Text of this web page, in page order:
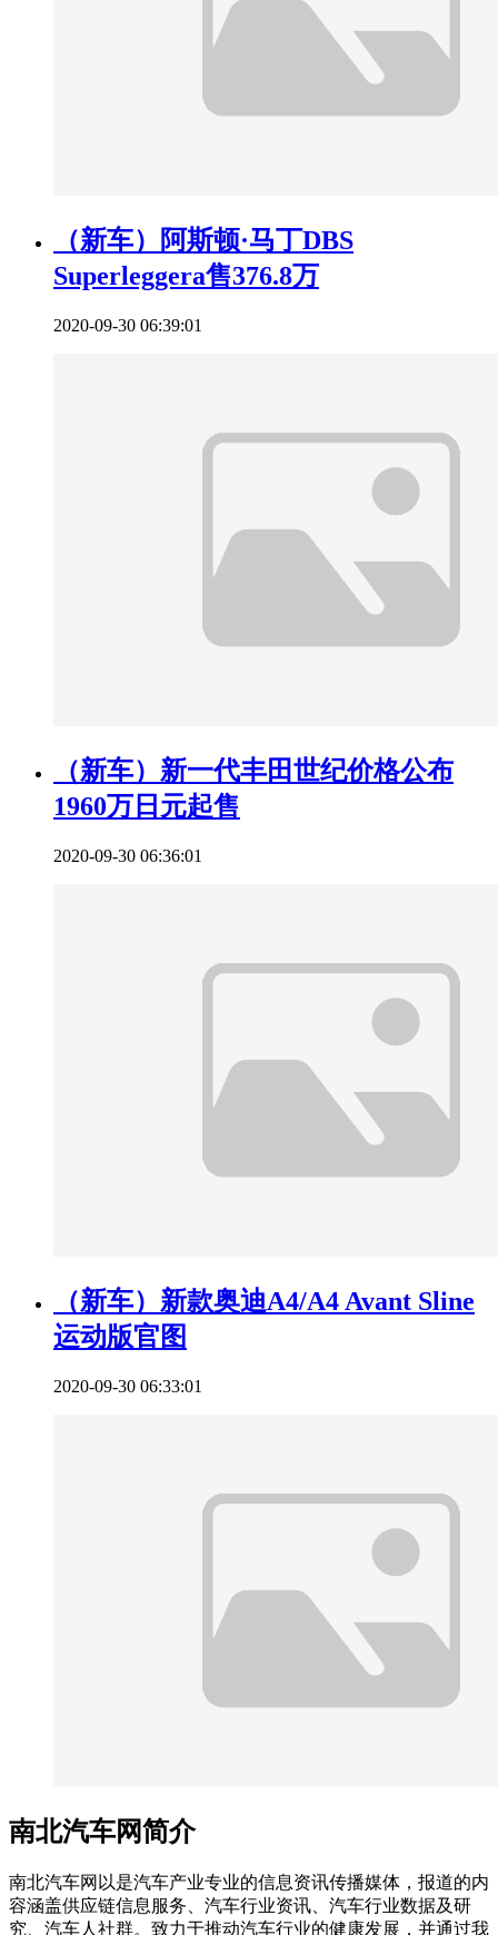
（新车）阿斯顿·马丁DBS
Superleggera售376.8万
2020-09-30 06:39:01
（新车）新一代丰田世纪价格公布
1960万日元起售
2020-09-30 06:36:01
（新车）新款奥迪A4/A4 Avant Sline
运动版官图
2020-09-30 06:33:01
南北汽车网简介
南北汽车网以是汽车产业专业的信息资讯传播媒体，报道的内
容涵盖供应链信息服务、汽车行业资讯、汽车行业数据及研
究、汽车人社群。致力于推动汽车行业的健康发展，并通过我